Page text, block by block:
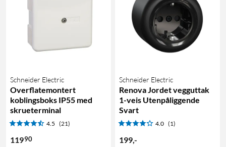
Schneider Electric
Overflatemontert
koblingsboks IP55 med
skrueterminal
4.5 (21)
11990
Schneider Electric
Renova Jordet vegguttak
1-veis Utenpåliggende
Svart
4.0 (1)
199,-